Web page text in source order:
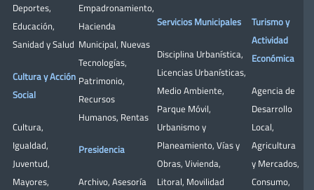
Deportes,
Educación,
Sanidad y Salud
Cultura y Acción
Social
Cultura,
Igualdad,
Juventud,
Mayores,
Empadronamiento,
Hacienda
Municipal, Nuevas
Tecnologías,
Patrimonio,
Recursos
Humanos, Rentas
Presidencia
Archivo, Asesoría
Servicios Municipales
Disciplina Urbanística,
Licencias Urbanísticas,
Medio Ambiente,
Parque Móvil,
Urbanismo y
Planeamiento, Vías y
Obras, Vivienda,
Litoral, Movilidad
Turismo y
Actividad
Económica
Agencia de
Desarrollo
Local,
Agricultura
y Mercados,
Consumo,